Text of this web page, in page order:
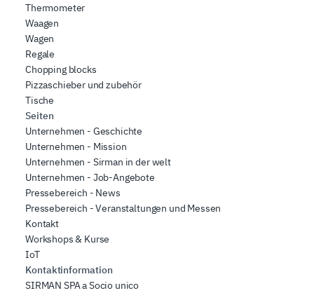
Thermometer
Waagen
Wagen
Regale
Chopping blocks
Pizzaschieber und zubehör
Tische
Seiten
Unternehmen - Geschichte
Unternehmen - Mission
Unternehmen - Sirman in der welt
Unternehmen - Job-Angebote
Pressebereich - News
Pressebereich - Veranstaltungen und Messen
Kontakt
Workshops & Kurse
IoT
Kontaktinformation
SIRMAN SPA a Socio unico